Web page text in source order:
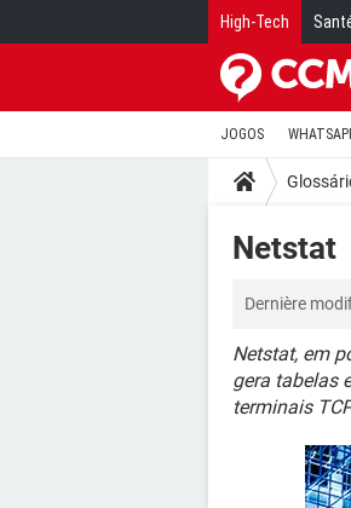
High-Tech
JOGOS
Netstat
Dernière
Netstat, em
gera tabelas
terminais